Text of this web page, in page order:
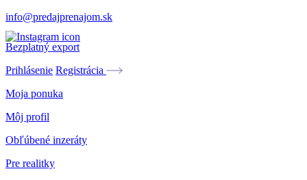
info@predajprenajom.sk
Bezplatný export
Prihlásenie Registrácia
Moja ponuka
Môj profil
Obľúbené inzeráty
Pre realitky